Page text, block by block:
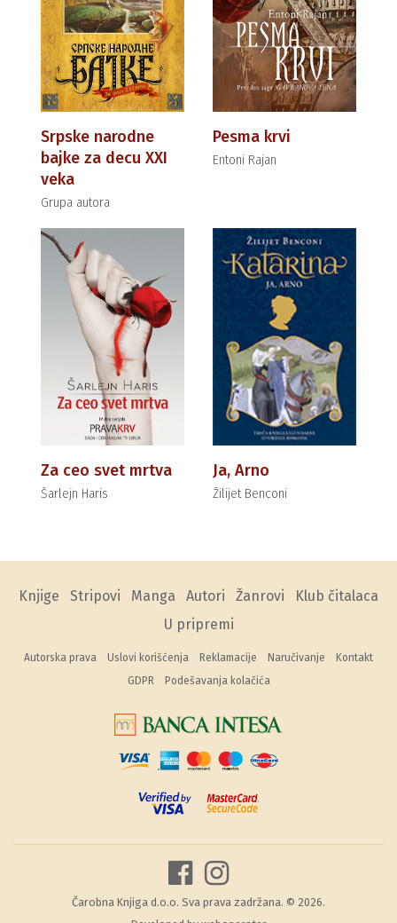
Srpske narodne
bajke za decu XXI
veka
Grupa autora
Pesma krvi
Entoni Rajan
Za ceo svet mrtva
Šarlejn Haris
Ja, Arno
Žilijet Benconi
Knjige Stripovi Manga Autori Žanrovi
Klub čitalaca
U pripremi
Autorska prava Uslovi korišćenja Reklamacije Naručivanje
Kontakt
GDPR
Podešavanja kolačića
Čarobna Knjiga d.o.o. Sva prava zadržana. © 2026.